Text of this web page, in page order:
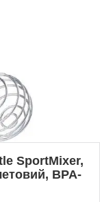
SportMixer,
BPA-